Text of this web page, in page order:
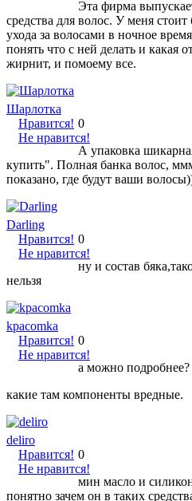
Эта фирма
средства для волос. У меня
ухода за волосами в ночное
понять что с ней делать и какая
жирнит, и помоему все.
Шарлотка
Нравится!
Не нравится!
0
А упаковка
купить". Полная банка волос,
показано, где будут ваши
Darling
Нравится!
Не нравится!
0
ну и состав
нельзя
kpacomka
Нравится!
Не нравится!
0
а можно подробнее?
какие там компоненты вредные.
deliro
Нравится!
Не нравится!
0
мин масло и
понятно зачем он в таких